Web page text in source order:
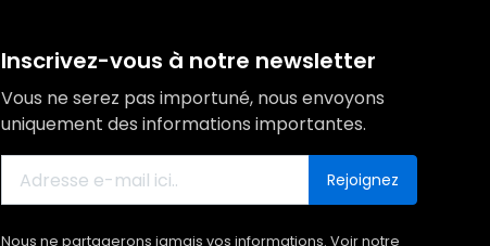
Inscrivez-vous à notre newsletter
Vous ne serez pas importuné, nous envoyons
uniquement des informations importantes.
Rejoignez
Nous ne partagerons jamais vos informations. Voir notre